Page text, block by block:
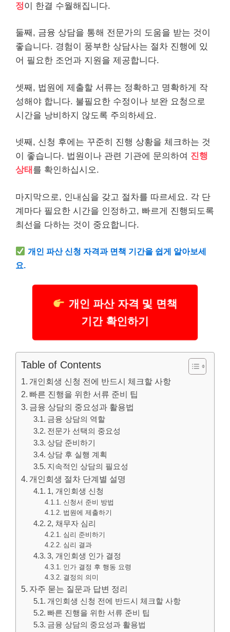
정이 한결 수월해집니다.
둘째, 금융 상담을 통해 전문가의 도움을 받는 것이
좋습니다. 경험이 풍부한 상담사는 절차 진행에 있
어 필요한 조언과 지원을 제공합니다.
셋째, 법원에 제출할 서류는 정확하고 명확하게 작
성해야 합니다. 불필요한 수정이나 보완 요청으로
시간을 낭비하지 않도록 주의하세요.
넷째, 신청 후에는 꾸준히 진행 상황을 체크하는 것
이 좋습니다. 법원이나 관련 기관에 문의하여 진행
상태 를 확인하십시오.
마지막으로, 인내심을 갖고 절차를 따르세요. 각 단
계마다 필요한 시간을 인정하고, 빠르게 진행되도록
최선을 다하는 것이 중요합니다.
개인 파산 신청 자격과 면책 기간을 쉽게 알아보세
요.
개인 파산 자격 및 면책
기간 확인하기
Table of Contents
개인회생 신청 전에 반드시 체크할 사항
빠른 진행을 위한 서류 준비 팁
금융 상담의 중요성과 활용법
금융 상담의 역할
전문가 선택의 중요성
상담 준비하기
상담 후 실행 계획
지속적인 상담의 필요성
개인회생 절차 단계별 설명
1, 개인회생 신청
신청서 준비 방법
법원에 제출하기
2, 채무자 심리
심리 준비하기
심리 결과
3, 개인회생 인가 결정
인가 결정 후 행동 요령
결정의 의미
자주 묻는 질문과 답변 정리
개인회생 신청 전에 반드시 체크할 사항
빠른 진행을 위한 서류 준비 팁
금융 상담의 중요성과 활용법